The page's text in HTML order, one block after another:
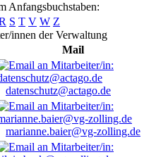
Anfangsbuchstaben:
S T V W Z
innen der Verwaltung
Mail
datenschutz@actago.de
marianne.baier@vg-zolling.de